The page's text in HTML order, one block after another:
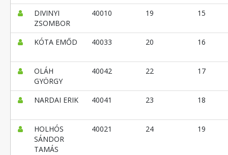
DIVINYI
ZSOMBOR
40010 19 15
KÓTA EMŐD 40033 20 16
OLÁH
GYÖRGY
40042 22 17
NARDAI ERIK 40041 23 18
HOLHÓS
SÁNDOR
TAMÁS
40021 24 19